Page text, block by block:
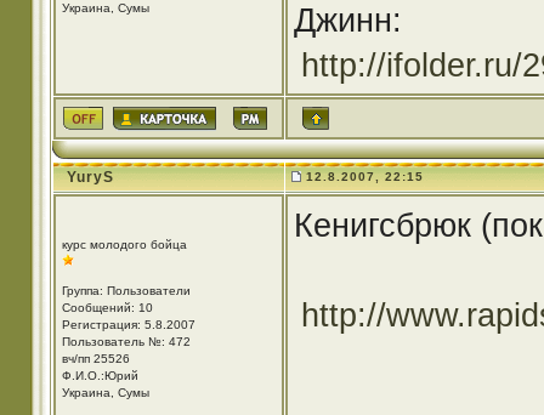
Украина, Сумы
Джинн:
http://ifolder.ru/
YuryS 12.8.2007, 22:15
курс молодого бойца
Группа: Пользователи
Сообщений: 10
Регистрация: 5.8.2007
Пользователь №: 472
вч/пп 25526
Ф.И.О.:Юрий
Украина, Сумы
Кенигсбрюк
http://